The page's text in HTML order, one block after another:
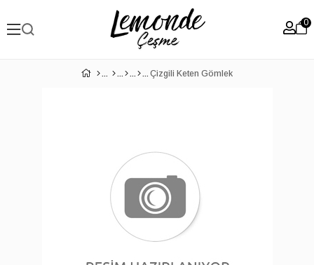
0
Çizgili Keten Gömlek